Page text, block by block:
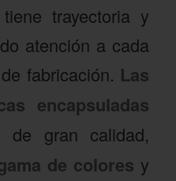
trayectoria y
atención a cada
fabricación. Las
encapsuladas
de gran calidad,
de colores y